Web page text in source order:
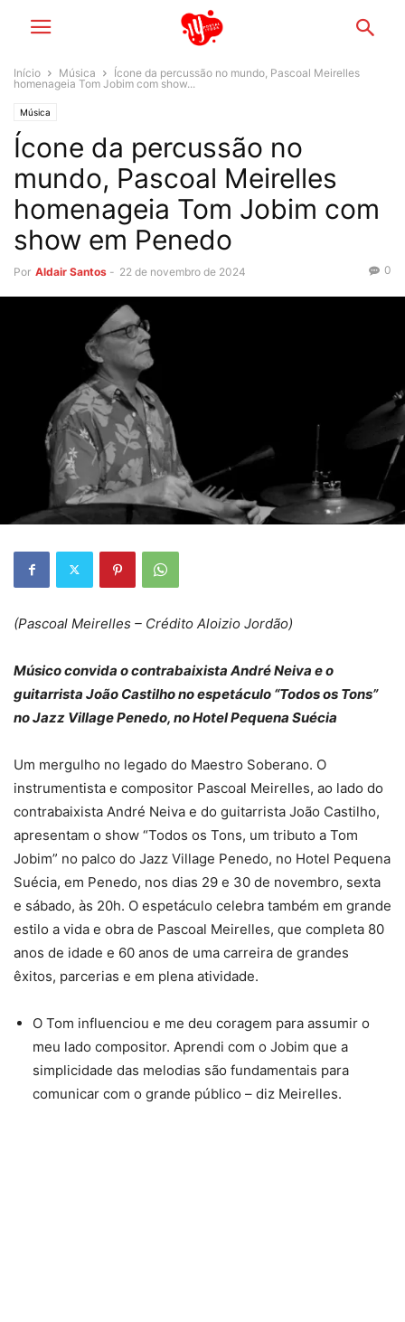
Início Música
Ícone da percussão no mundo, Pascoal Meirelles
homenageia Tom Jobim com show...
Música
Ícone da percussão no
mundo, Pascoal Meirelles
homenageia Tom Jobim com
show em Penedo
Por Aldair Santos - 22 de novembro de 2024 0
(Pascoal Meirelles – Crédito Aloizio Jordão)
Músico convida o contrabaixista André Neiva e o
guitarrista João Castilho no espetáculo “Todos os Tons”
no Jazz Village Penedo, no Hotel Pequena Suécia
Um mergulho no legado do Maestro Soberano. O
instrumentista e compositor Pascoal Meirelles, ao lado do
contrabaixista André Neiva e do guitarrista João Castilho,
apresentam o show “Todos os Tons, um tributo a Tom
Jobim” no palco do Jazz Village Penedo, no Hotel Pequena
Suécia, em Penedo, nos dias 29 e 30 de novembro, sexta
e sábado, às 20h. O espetáculo celebra também em grande
estilo a vida e obra de Pascoal Meirelles, que completa 80
anos de idade e 60 anos de uma carreira de grandes
êxitos, parcerias e em plena atividade.
O Tom influenciou e me deu coragem para assumir o
meu lado compositor. Aprendi com o Jobim que a
simplicidade das melodias são fundamentais para
comunicar com o grande público – diz Meirelles.